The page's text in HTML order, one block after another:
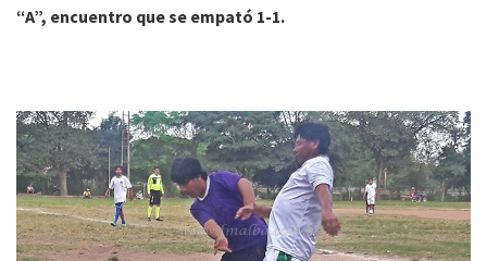
“A”, encuentro que se empató 1-1.